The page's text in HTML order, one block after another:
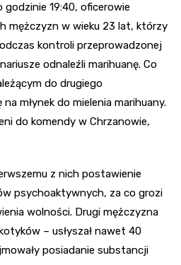
godzinie 19:40, oficerowie
mężczyzn w wieku 23 lat, którzy
kontroli przeprowadzonej
odnaleźli marihuanę. Co
do drugiego
młynek do mielenia marihuany.
do komendy w Chrzanowie,
z nich postawienie
psychoaktywnych, za co grozi
wolności. Drugi mężczyzna
– usłyszał nawet 40
posiadanie substancji